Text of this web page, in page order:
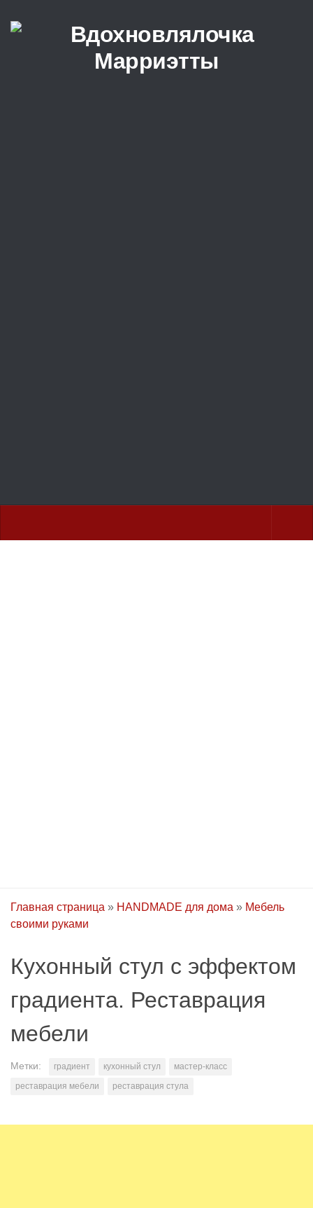
Перейти к содержимому
Главная страница » HANDMADE для дома » Мебель
своими руками
Кухонный стул с эффектом
градиента. Реставрация
мебели
Метки: градиент кухонный стул
мастер-класс
реставрация мебели
реставрация стула